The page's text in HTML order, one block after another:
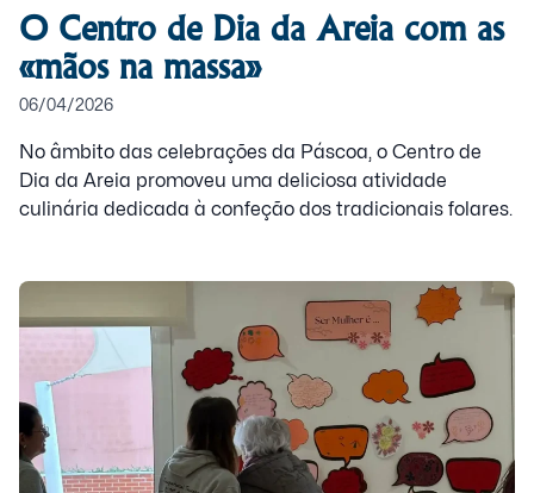
O Centro de Dia da Areia com as
«mãos na massa»
06/04/2026
No âmbito das celebrações da Páscoa, o Centro de
Dia da Areia promoveu uma deliciosa atividade
culinária dedicada à confeção dos tradicionais folares.